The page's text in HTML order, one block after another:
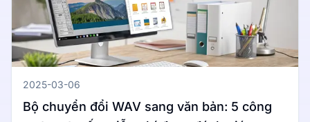
2025-03-06
Bộ chuyển đổi WAV sang văn bản: 5 công